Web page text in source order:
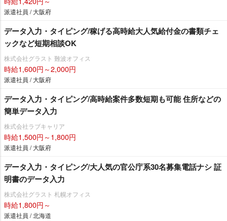
派遣社員 / 大阪府
データ入力・タイピング/稼げる高時給大人気給付金の書類チェ
ックなど短期相談OK
株式会社グラスト 難波オフィス
時給1,600円～2,000円
派遣社員 / 大阪府
データ入力・タイピング/高時給案件多数短期も可能 住所などの
簡単データ入力
株式会社ラブキャリア
時給1,500円～1,800円
派遣社員 / 大阪府
データ入力・タイピング/大人気の官公庁系30名募集電話ナシ 証
明書のデータ入力
株式会社グラスト 札幌オフィス
時給1,800円～
派遣社員 / 北海道